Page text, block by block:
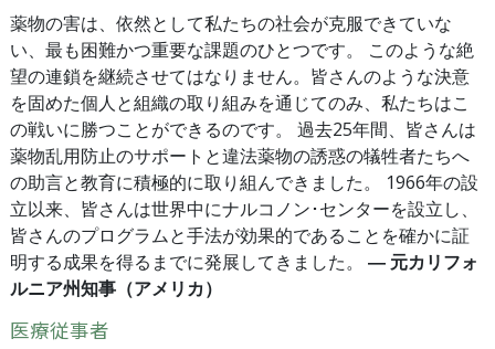
薬物の害は、依然として私たちの社会が克服できていな
い、最も困難かつ重要な課題のひとつです。 このような絶
望の連鎖を継続させてはなりません。皆さんのような決意
を固めた個人と組織の取り組みを通じてのみ、私たちはこ
の戦いに勝つことができるのです。 過去25年間、皆さんは
薬物乱用防止のサポートと違法薬物の誘惑の犠牲者たちへ
の助言と教育に積極的に取り組んできました。 1966年の設
立以来、皆さんは世界中にナルコノン･センターを設立し、
皆さんのプログラムと手法が効果的であることを確かに証
明する成果を得るまでに発展してきました。 ― 元カリフォ
ルニア州知事（アメリカ）
医療従事者